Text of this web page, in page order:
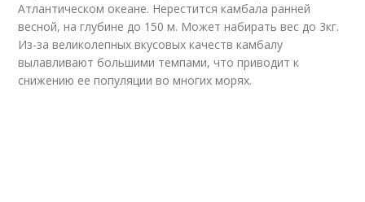
Атлантическом океане. Нерестится камбала ранней
весной, на глубине до 150 м. Может набирать вес до 3кг.
Из-за великолепных вкусовых качеств камбалу
вылавливают большими темпами, что приводит к
снижению ее популяции во многих морях.